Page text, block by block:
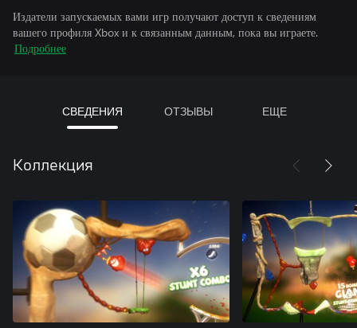
Издатели запускаемых вами игр получают доступ к сведениям
вашего профиля Xbox и к связанным данным, пока вы играете.
Подробнее
СВЕДЕНИЯ ОТЗЫВЫ ЕЩЕ
Коллекция